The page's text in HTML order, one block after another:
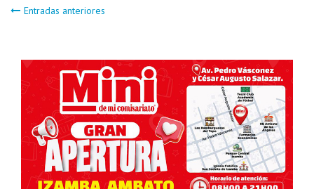
Navegación
de
entradas
Entradas anteriores